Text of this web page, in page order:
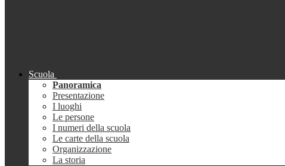
Scuola
Panoramica
Presentazione
I luoghi
Le persone
I numeri della scuola
Le carte della scuola
Organizzazione
La storia